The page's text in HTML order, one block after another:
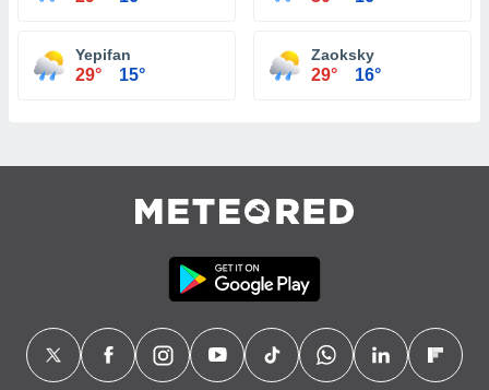
Yepifan
29° 15°
Zaoksky
29° 16°